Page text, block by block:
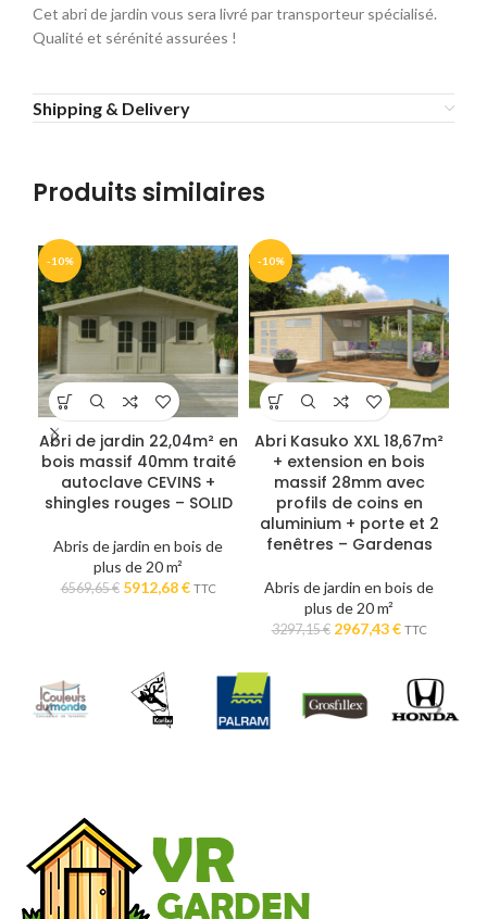
Cet abri de jardin vous sera livré par transporteur spécialisé.
Qualité et sérénité assurées !
Shipping & Delivery
Produits similaires
-10%
Abri de jardin 22,04m² en
bois massif 40mm traité
autoclave CEVINS +
shingles rouges – SOLID
Abris de jardin en bois de
plus de 20 m²
6569,65€ Le
6569,65 €.
5912,68€Le
5912,68 €.
TTC
-10%
Abri Kasuko XXL 18,67m²
+ extension en bois
massif 28mm avec
profils de coins en
aluminium + porte et 2
fenêtres – Gardenas
Abris de jardin en bois de
plus de 20 m²
3297,15€ Le
était :
3297,15 €.
2967,43€Le
est :
2967,43 €.
TTC